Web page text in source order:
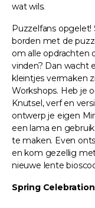
wat wils.
Puzzelfans
borden met de
om alle opdrachten
vinden? Dan wacht
kleintjes vermaken
Workshops. Heb je
Knutsel, verf en
ontwerp je eigen
een lama en
te maken. Even
en kom gezellig
nieuwe lente
Spring